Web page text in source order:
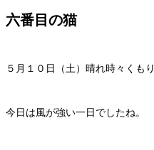
六番目の猫
５月１０日（土）晴れ時々くもり
今日は風が強い一日でしたね。